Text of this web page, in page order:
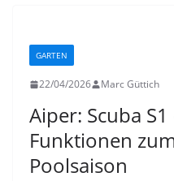
GARTEN
22/04/2026 Marc Güttich
Aiper: Scuba
Funktionen
Poolsaison